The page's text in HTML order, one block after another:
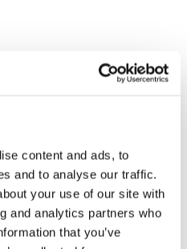
content and ads, to
and to analyse our traffic.
your use of our site with
and analytics partners who
that you’ve